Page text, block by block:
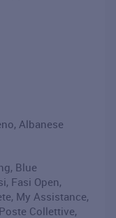
Albanese
Blue
Fasi Open,
My Assistance,
Collettive,